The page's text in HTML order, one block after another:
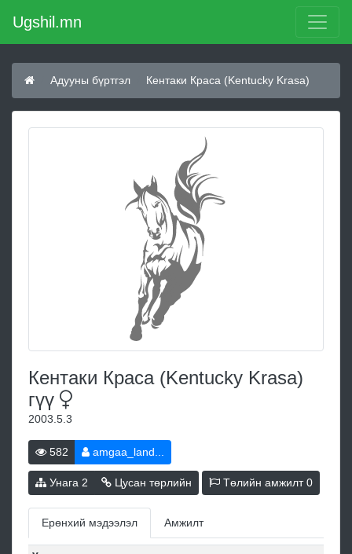
Ugshil.mn
Адууны бүртгэл Кентаки Краса (Kentucky Krasa)
Кентаки Краса (Kentucky Krasa)
гүү
2003.5.3
582 amgaa_land...
Унага 2 Цусан төрлийн Төлийн амжилт0
Ерөнхий мэдээлэл Амжилт